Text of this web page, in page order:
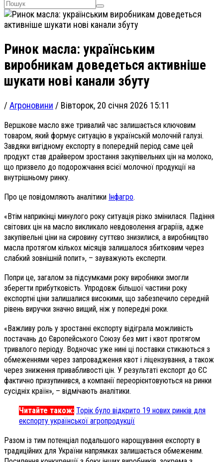
Ринок масла: українським
виробникам доведеться активніше
шукати нові канали збуту
/ Агроновини / Вівторок, 20 січня 2026 15:11
Вершкове масло вже тривалий час залишається ключовим
товаром, який формує ситуацію в українській молочній галузі.
Завдяки вигідному експорту в попередній період саме цей
продукт став драйвером зростання закупівельних цін на молоко,
що призвело до подорожчання всієї молочної продукції на
внутрішньому ринку.
Про це повідомляють аналітики Інфагро.
«Втім наприкінці минулого року ситуація різко змінилася. Падіння
світових цін на масло викликало невдоволення аграріїв, адже
закупівельні ціни на сировину суттєво знизилися, а виробництво
масла протягом кількох місяців залишалося збитковим через
слабкий зовнішній попит», – зауважують експерти.
Попри це, загалом за підсумками року виробники змогли
зберегти прибутковість. Упродовж більшої частини року
експортні ціни залишалися високими, що забезпечило середній
рівень виручки значно вищий, ніж у попередні роки.
«Важливу роль у зростанні експорту відіграла можливість
постачань до Європейського Союзу без мит і квот протягом
тривалого періоду. Водночас уже нині ці поставки стикаються з
обмеженнями через запровадження квот і ліцензування, а також
через зниження привабливості цін. У результаті експорт до ЄС
фактично призупинився, а компанії переорієнтовуються на ринки
сусідніх країн», – відмічають аналітики.
Читайте також: Торік було відкрито 19 нових ринків для
експорту української агропродукції
Разом із тим потенціал подальшого нарощування експорту в
традиційних для України напрямках залишається обмеженим.